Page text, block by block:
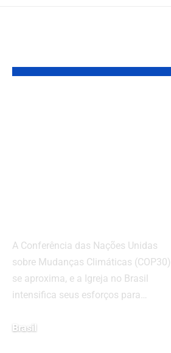
A Conferência das Nações Unidas
sobre Mudanças Climáticas (COP30)
se aproxima, e a Igreja no Brasil
intensifica seus esforços para…
Brasil